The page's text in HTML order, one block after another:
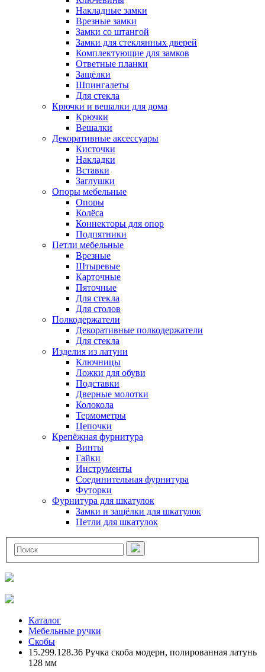
Накладные замки
Врезные замки
Замки со штангой
Замки для стеклянных дверей
Комплектующие для замков
Ответные планки
Защёлки
Шпингалеты
Для стекла
Крючки и вешалки для дома
Крючки
Вешалки
Декоративные аксессуары
Кисточки
Накладки
Вставки
Заглушки
Опоры мебельные
Опоры
Колёса
Коннекторы для опор
Подпятники
Петли мебельные
Врезные
Штыревые
Карточные
Пяточные
Для стекла
Для столов
Полкодержатели
Декоративные полкодержатели
Для стекла
Изделия из латуни
Ключницы
Ложки для обуви
Подставки
Дверные молотки
Колокола
Термометры
Цепочки
Крепёжная фурнитура
Винты
Гайки
Инструменты
Соединительная фурнитура
Футорки
Фурнитура для шкатулок
Замки и защёлки для шкатулок
Петли для шкатулок
Каталог
Мебельные ручки
Скобы
15.299.128.36 Ручка скоба модерн, полированная латунь
128 мм